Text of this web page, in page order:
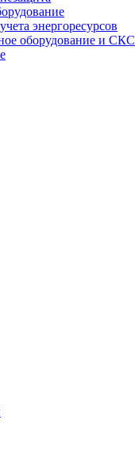
энергоресурсов
оборудование и СКС